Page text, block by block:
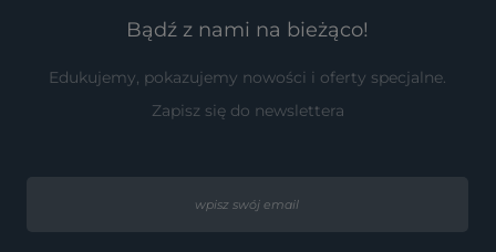
Bądź z nami na bieżąco!
Edukujemy, pokazujemy nowości i oferty specjalne.
Zapisz się do newslettera